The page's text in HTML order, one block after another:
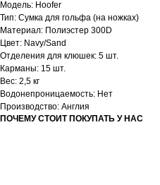
Модель: Hoofer
Тип: Cумка для гольфа (на ножках)
Материал: Полиэстер 300D
Цвет: Navy/Sand
Отделения для клюшек: 5 шт.
Карманы: 15 шт.
Вес: 2,5 кг
Водонепроницаемость: Нет
Производство: Англия
ПОЧЕМУ СТОИТ ПОКУПАТЬ У НАС